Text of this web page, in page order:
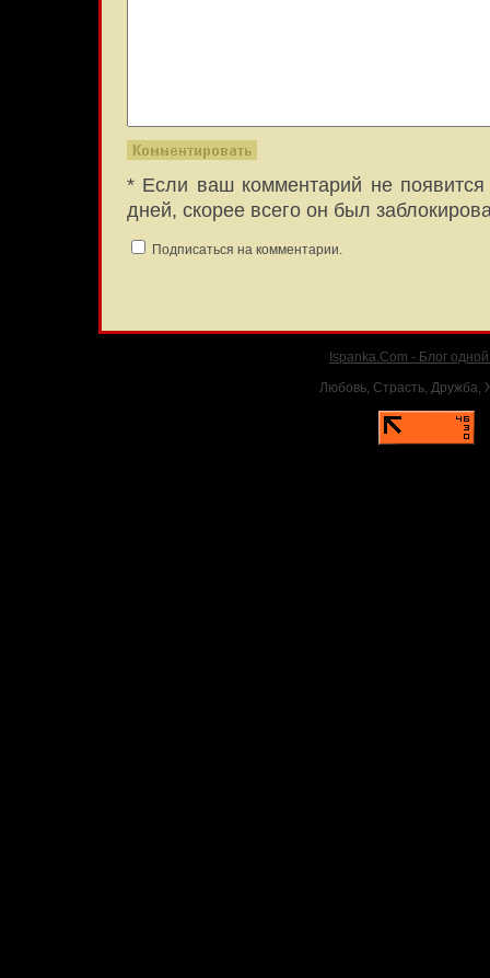
* Если ваш комментарий не появится
дней, скорее всего он был
Подписаться на комментарии.
Ispanka.Com - Блог
Любовь, Страсть, Дружба,